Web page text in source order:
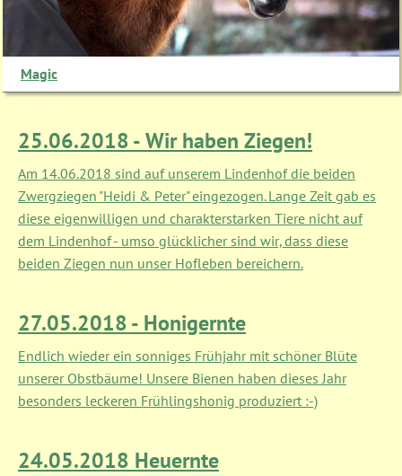
Magic
25.06.2018 - Wir haben Ziegen!
Am 14.06.2018 sind auf unserem Lindenhof die beiden
Zwergziegen "Heidi & Peter" eingezogen. Lange Zeit gab es
diese eigenwilligen und charakterstarken Tiere nicht auf
dem Lindenhof - umso glücklicher sind wir, dass diese
beiden Ziegen nun unser Hofleben bereichern.
27.05.2018 - Honigernte
Endlich wieder ein sonniges Frühjahr mit schöner Blüte
unserer Obstbäume! Unsere Bienen haben dieses Jahr
besonders leckeren Frühlingshonig produziert :-)
24.05.2018 Heuernte